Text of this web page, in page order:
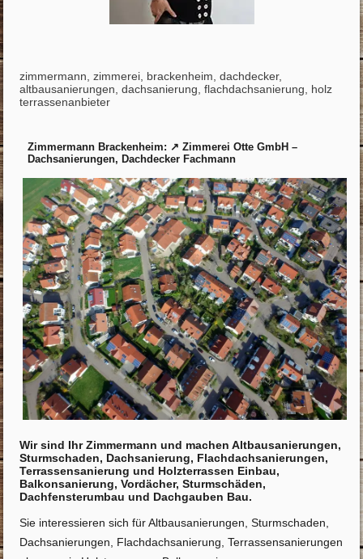
zimmermann, zimmerei, brackenheim, dachdecker,
altbausanierungen, dachsanierung, flachdachsanierung, holz
terrassenanbieter
Zimmermann Brackenheim: ↗️ Zimmerei Otte GmbH –
Dachsanierungen, Dachdecker Fachmann
Wir sind Ihr Zimmermann und machen Altbausanierungen,
Sturmschaden, Dachsanierung, Flachdachsanierungen,
Terrassensanierung und Holzterrassen Einbau,
Balkonsanierung, Vordächer, Sturmschäden,
Dachfensterumbau und Dachgauben Bau.
Sie interessieren sich für Altbausanierungen, Sturmschaden,
Dachsanierungen, Flachdachsanierung, Terrassensanierungen